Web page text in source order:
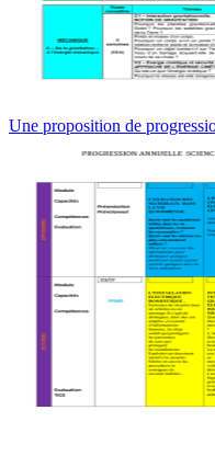
Une proposition de